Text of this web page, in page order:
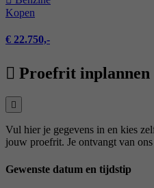
Kopen
€ 22.750,-
Proefrit inplannen
Vul hier je gegevens in en kies
jouw proefrit. Je ontvangt van
Gewenste datum en tijdstip